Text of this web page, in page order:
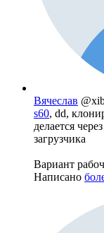
Вячеслав
s60, dd,
делается
загрузчика
Вариант
Написано